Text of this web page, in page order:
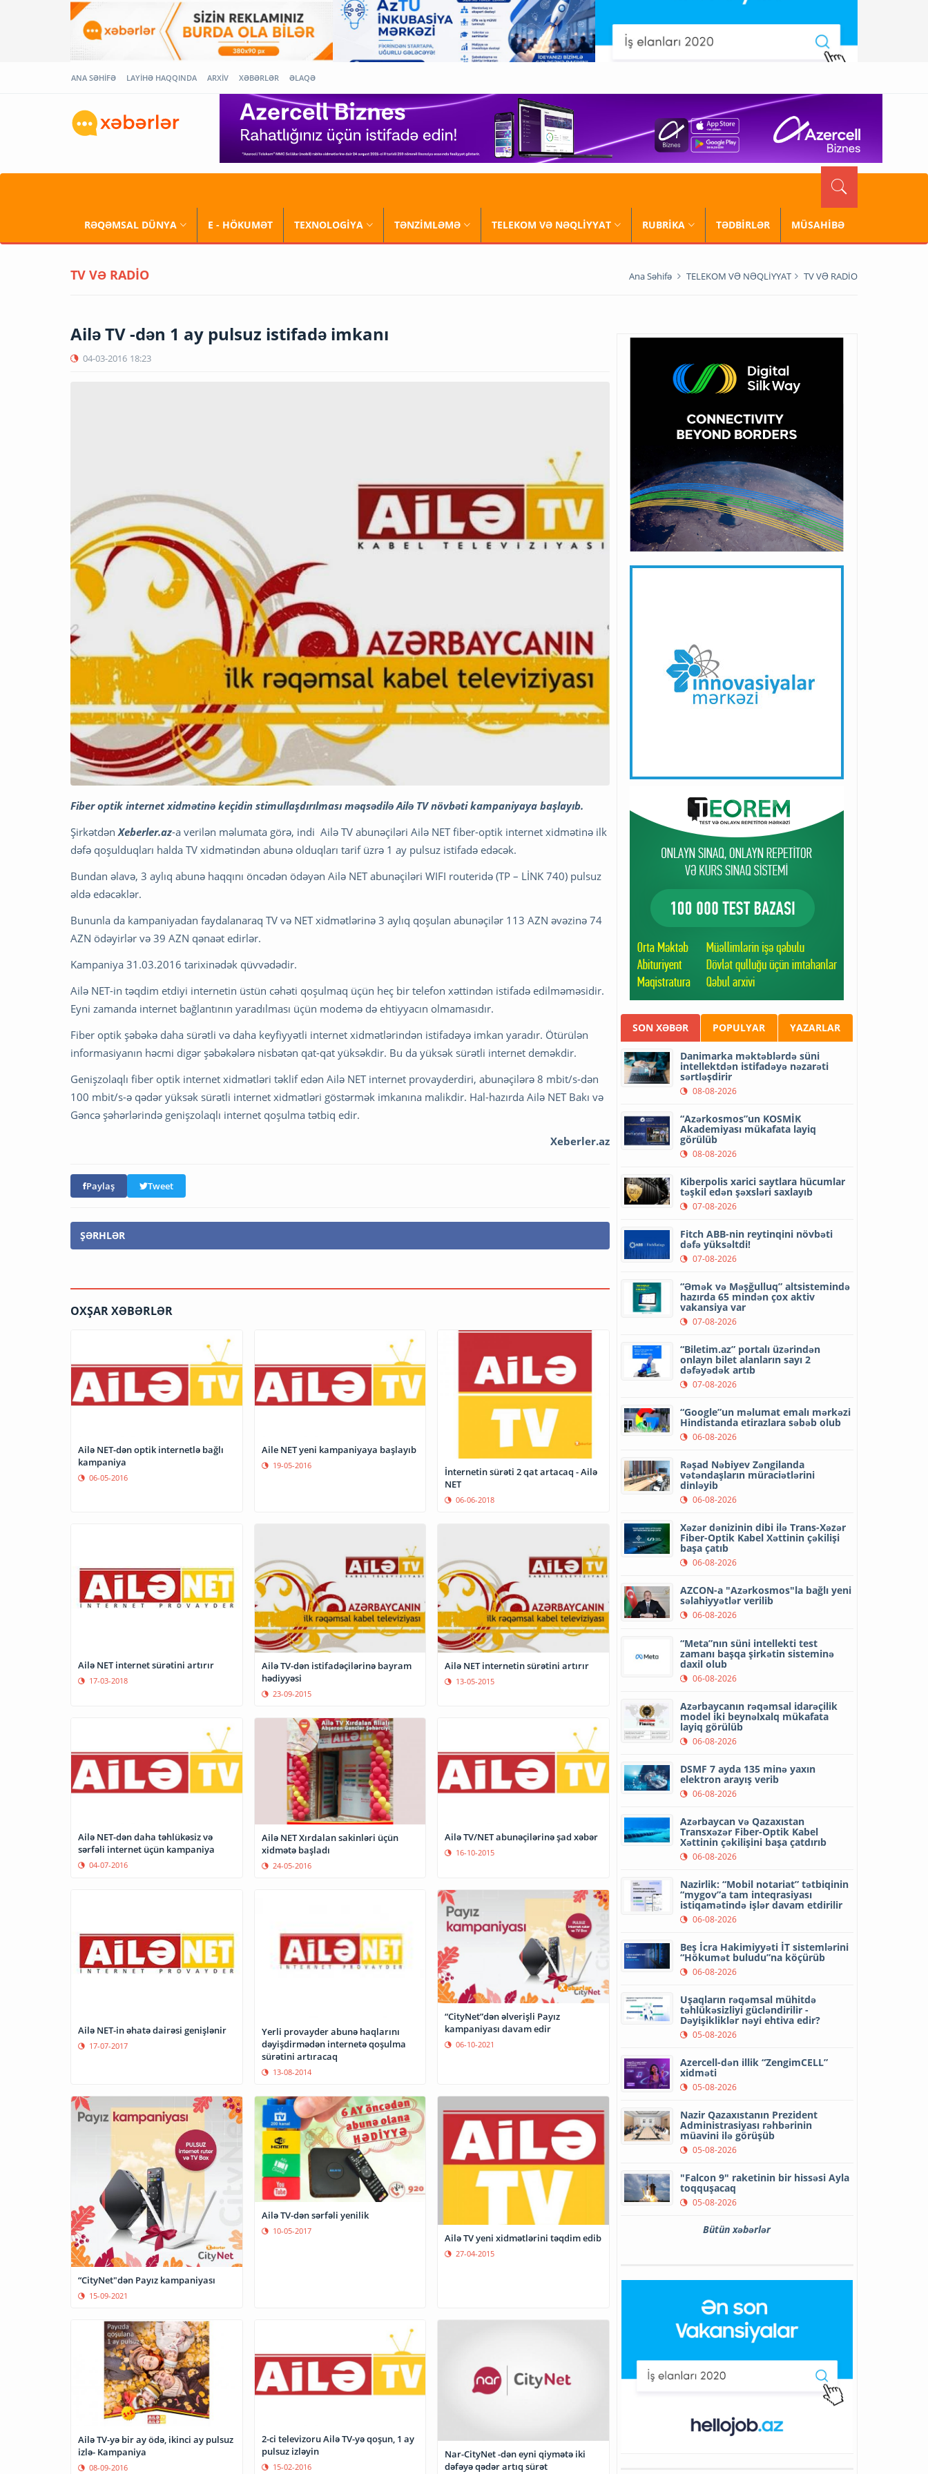
ANA SƏHİFƏ LAYİHƏ HAQQINDA ARXİV XƏBƏRLƏR ƏLAQƏ
RƏQƏMSAL DÜNYA E - HÖKUMƏT TEXNOLOGİYA TƏNZİMLƏMƏ TELEKOM VƏ NƏQLİYYAT RUBRİKA TƏDBİRLƏR MÜSAHİBƏ
TV VƏ RADİO Ana Səhifə TELEKOM VƏ NƏQLİYYAT TV VƏ RADİO
Ailə TV -dən 1 ay pulsuz istifadə imkanı
04-03-2016 18:23
Fiber optik internet xidmətinə keçidin stimullaşdırılması məqsədilə Ailə TV növbəti kampaniyaya başlayıb.
ŞirkətdənXeberler.az-a verilən məlumata görə, indi Ailə TV abunəçiləri Ailə NET fiber-optik internet xidmətinə ilk
dəfə qoşulduqları halda TV xidmətindən abunə olduqları tarif üzrə 1 ay pulsuz istifadə edəcək.
Bundan əlavə, 3 aylıq abunə haqqını öncədən ödəyən Ailə NET abunəçiləri WIFI routeridə (TP – LİNK 740) pulsuz
əldə edəcəklər.
Bununla da kampaniyadan faydalanaraq TV və NET xidmətlərinə 3 aylıq qoşulan abunəçilər 113 AZN əvəzinə 74
AZN ödəyirlər və 39 AZN qənaət edirlər.
Kampaniya 31.03.2016 tarixinədək qüvvədədir.
Ailə NET-in təqdim etdiyi internetin üstün cəhəti qoşulmaq üçün heç bir telefon xəttindən istifadə edilməməsidir.
Eyni zamanda internet bağlantının yaradılması üçün modemə də ehtiyyacın olmamasıdır.
Fiber optik şəbəkə daha sürətli və daha keyfiyyətli internet xidmətlərindən istifadəyə imkan yaradır. Ötürülən
informasiyanın həcmi digər şəbəkələrə nisbətən qat-qat yüksəkdir. Bu da yüksək sürətli internet deməkdir.
Genişzolaqlı fiber optik internet xidmətləri təklif edən Ailə NET internet provayderdiri, abunəçilərə 8 mbit/s-dən
100 mbit/s-ə qədər yüksək sürətli internet xidmətləri göstərmək imkanına malikdir. Hal-hazırda Ailə NET Bakı və
Gəncə şəhərlərində genişzolaqlı internet qoşulma tətbiq edir.
Xeberler.az
Paylaş Tweet
ŞƏRHLƏR
OXŞAR XƏBƏRLƏR
Ailə NET-dən optik internetlə bağlı
kampaniya
06-05-2016
Aile NET yeni kampaniyaya başlayıb
19-05-2016
İnternetin sürəti 2 qat artacaq - Ailə
NET
06-06-2018
Ailə NET internet sürətini artırır
17-03-2018
Ailə TV-dən istifadəçilərinə bayram
hədiyyəsi
23-09-2015
Ailə NET internetin sürətini artırır
13-05-2015
Ailə NET-dən daha təhlükəsiz və
sərfəli internet üçün kampaniya
04-07-2016
Ailə NET Xırdalan sakinləri üçün
xidmətə başladı
24-05-2016
Ailə TV/NET abunəçilərinə şad xəbər
16-10-2015
Ailə NET-in əhatə dairəsi genişlənir
17-07-2017
Yerli provayder abunə haqlarını
dəyişdirmədən internetə qoşulma
sürətini artıracaq
13-08-2014
“CityNet”dən əlverişli Payız
kampaniyası davam edir
06-10-2021
“CityNet"dən Payız kampaniyası
15-09-2021
Ailə TV-dən sərfəli yenilik
10-05-2017
Ailə TV yeni xidmətlərini təqdim edib
27-04-2015
Ailə TV-yə bir ay ödə, ikinci ay pulsuz
izlə- Kampaniya
08-09-2016
2-ci televizoru Ailə TV-yə qoşun, 1 ay
pulsuz izləyin
15-02-2016
Nar-CityNet -dən eyni qiymətə iki
dəfəyə qədər artıq sürət
SON XƏBƏR POPULYAR YAZARLAR
Danimarka məktəblərdə süni
intellektdən istifadəyə nəzarəti
sərtləşdirir
08-08-2026
“Azərkosmos”un KOSMİK
Akademiyası mükafata layiq
görülüb
08-08-2026
Kiberpolis xarici saytlara hücumlar
təşkil edən şəxsləri saxlayıb
07-08-2026
Fitch ABB-nin reytinqini növbəti
dəfə yüksəltdi!
07-08-2026
“Əmək və Məşğulluq” altsistemində
hazırda 65 mindən çox aktiv
vakansiya var
07-08-2026
“Biletim.az” portalı üzərindən
onlayn bilet alanların sayı 2
dəfəyədək artıb
07-08-2026
“Google”un məlumat emalı mərkəzi
Hindistanda etirazlara səbəb olub
06-08-2026
Rəşad Nəbiyev Zəngilanda
vətəndaşların müraciətlərini
dinləyib
06-08-2026
Xəzər dənizinin dibi ilə Trans-Xəzər
Fiber-Optik Kabel Xəttinin çəkilişi
başa çatıb
06-08-2026
AZCON-a "Azərkosmos"la bağlı yeni
səlahiyyətlər verilib
06-08-2026
“Meta”nın süni intellekti test
zamanı başqa şirkətin sisteminə
daxil olub
06-08-2026
Azərbaycanın rəqəmsal idarəçilik
model iki beynəlxalq mükafata
layiq görülüb
06-08-2026
DSMF 7 ayda 135 minə yaxın
elektron arayış verib
06-08-2026
Azərbaycan və Qazaxıstan
Transxəzər Fiber-Optik Kabel
Xəttinin çəkilişini başa çatdırıb
06-08-2026
Nazirlik: “Mobil notariat” tətbiqinin
“mygov”a tam inteqrasiyası
istiqamətində işlər davam etdirilir
06-08-2026
Beş İcra Hakimiyyəti İT sistemlərini
“Hökumət buludu”na köçürüb
06-08-2026
Uşaqların rəqəmsal mühitdə
təhlükəsizliyi gücləndirilir -
Dəyişikliklər nəyi ehtiva edir?
05-08-2026
Azercell-dən illik “ZengimCELL”
xidməti
05-08-2026
Nazir Qazaxıstanın Prezident
Administrasiyası rəhbərinin
müavini ilə görüşüb
05-08-2026
"Falcon 9" raketinin bir hissəsi Ayla
toqquşacaq
05-08-2026
Bütün xəbərlər